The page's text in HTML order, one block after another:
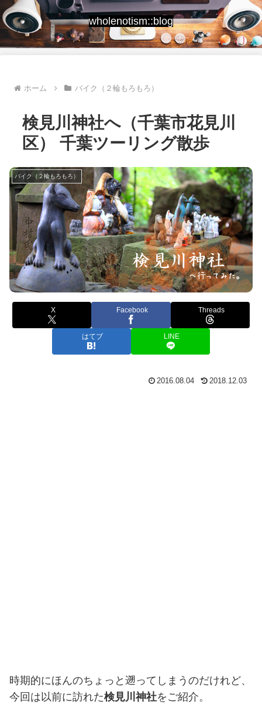
wholenotism::blog
ホーム バイク（２輪もろもろ）
検見川神社へ（千葉市花見川
区） 千葉ツーリング散歩
バイク（２輪もろもろ）
X Facebook Threads
はてブ LINE
2016.08.04 2018.12.03
時期的にほんのちょっと遡ってしまうのだけれど、
今回は以前に訪れた検見川神社をご紹介。